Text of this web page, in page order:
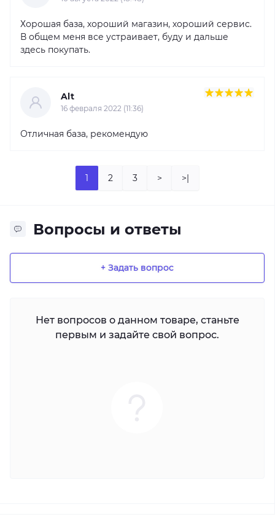
Хорошая база, хороший магазин, хороший сервис.
В общем меня все устраивает, буду и дальше
здесь покупать.
Alt
16 февраля 2022 (11:36)
Отличная база, рекомендую
1 2 3 > >|
Вопросы и ответы
+ Задать вопрос
Нет вопросов о данном товаре, станьте
первым и задайте свой вопрос.